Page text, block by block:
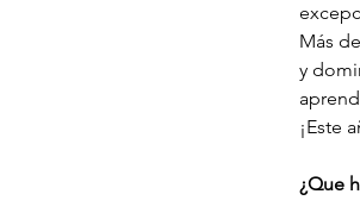
Más
y
¡Este
¿Que